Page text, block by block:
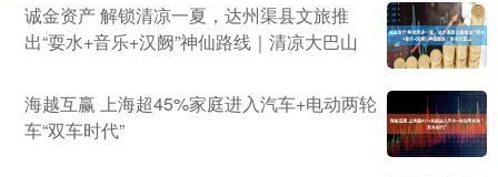
诚金资产 解锁清凉一夏，达州渠县文旅推
出“耍水+音乐+汉阙”神仙路线｜清凉大巴山
海越互赢 上海超45%家庭进入汽车+电动两轮
车“双车时代”